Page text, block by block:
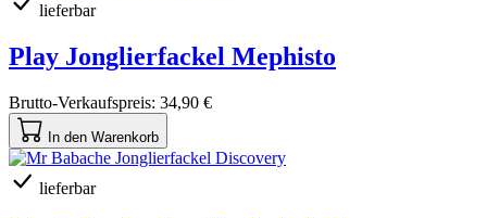
lieferbar
Play Jonglierfackel Mephisto
Brutto-Verkaufspreis: 34,90 €
In den Warenkorb
lieferbar